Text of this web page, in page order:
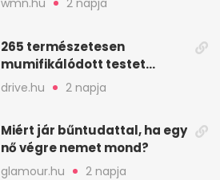
wmn.hu 2 napja
265 természetesen
mumifikálódott testet
találtak egy váci templom
drive.hu 2 napja
Miért jár bűntudattal, ha egy
nő végre nemet mond?
glamour.hu 2 napja